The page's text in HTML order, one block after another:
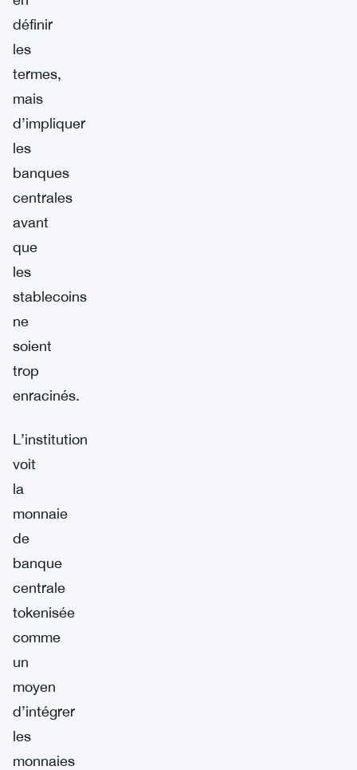
définir
les
termes,
mais
d’impliquer
les
banques
centrales
avant
que
les
stablecoins
ne
soient
trop
enracinés.
L’institution
voit
la
monnaie
de
banque
centrale
tokenisée
comme
un
moyen
d’intégrer
les
monnaies